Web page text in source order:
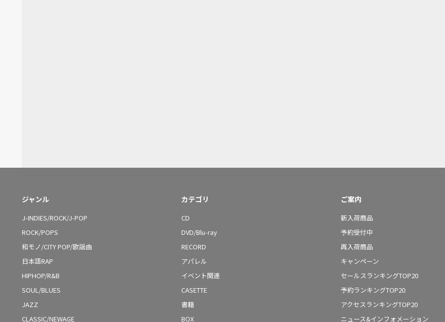
ジャンル
J-INDIES/ROCK/J-POP
ROCK/POPS
和モノ/CITY POP/歌謡曲
日本語RAP
HIPHOP/R&B
SOUL/BLUES
JAZZ
CLASSIC/NEWAGE
カテゴリ
CD
DVD/Blu-ray
RECORD
アパレル
イベント関連
CASETTE
書籍
BOX
ご案内
新入荷商品
予約受付中
再入荷商品
キャンペーン
セールスランキングTOP20
予約ランキングTOP20
アクセスランキングTOP20
ニュース&インフォメーション